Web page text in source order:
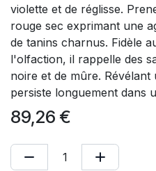
violette et de réglisse.
rouge sec exprimant une
de tanins charnus. Fidèle
l'olfaction, il rappelle des
noire et de mûre.
persiste longuement dans
89,26 €